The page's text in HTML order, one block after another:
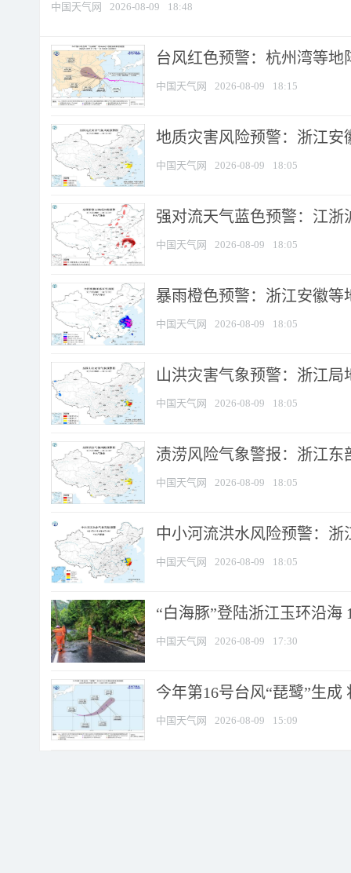
中国天气网 2026-08-09 18:48
台风红色预警：杭州湾等地
中国天气网 2026-08-09 18:15
地质灾害风险预警：浙江安
中国天气网 2026-08-09 18:05
强对流天气蓝色预警：江浙
中国天气网 2026-08-09 18:05
暴雨橙色预警：浙江安徽等
中国天气网 2026-08-09 18:05
山洪灾害气象预警：浙江
中国天气网 2026-08-09 18:05
渍涝风险气象警报：浙江
中国天气网 2026-08-09 18:05
中小河流洪水风险预警：
中国天气网 2026-08-09 18:05
“白海豚”登陆浙江玉环沿海
中国天气网 2026-08-09 17:30
今年第16号台风“琵鹭”生
中国天气网 2026-08-09 15:09